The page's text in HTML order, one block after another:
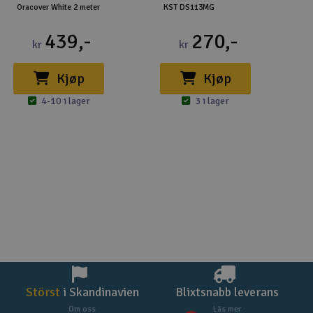
setting: 1-1.5S
environment to change the forward and reverse direction
5. 20k_sel setting: servo PWM drive frequency setting.
Factory setting: V8.0 version servo is unchecked, the
default is 333Hz drive, V6.0 version is checked, it is 20KHZ
Factory setting: Both V6.0 and V8.0 versions are checked.
8. Pulse range setting: Factory setting: 1, 500-1500us-
2500; 2, 900us-1500us-2100us, etc.
9. Angle stroke setting: Set different values ??according to
Oracover White 2 meter
kr 439,-
Kjøp
4-10 i lager
KST DS113MG
kr 270,-
Kjøp
3 i lager
Störst i Skandinavien
Om oss
Blixtsnabb leverans
Läs mer